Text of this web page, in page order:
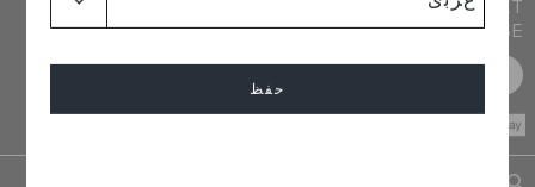
حفظ
JOIN CROCS CLUB & GET 15% OFF ON YOUR NEXT
PURCHASE